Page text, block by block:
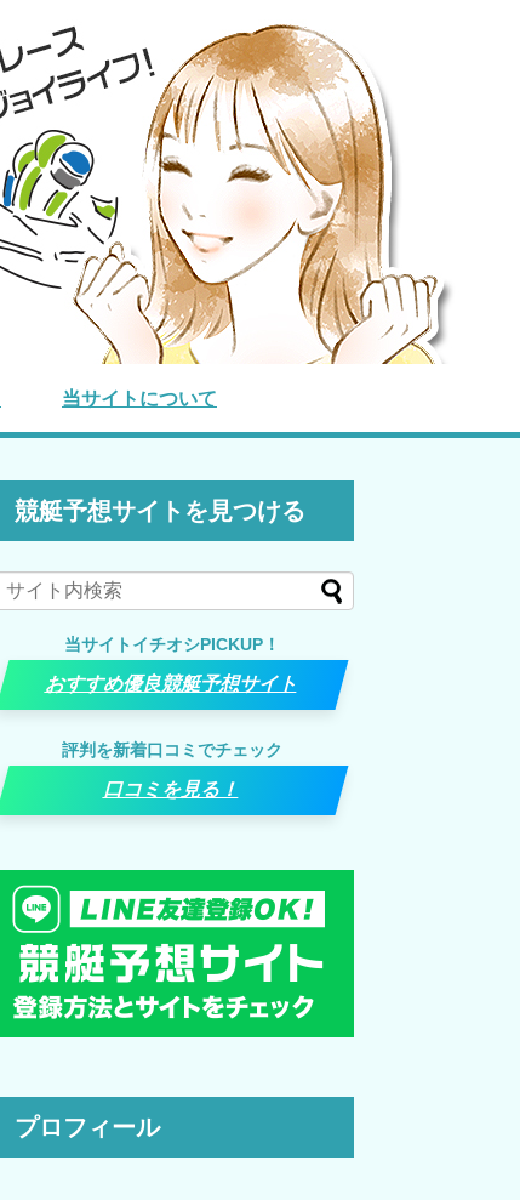
当サイトについて
競艇予想サイトを見つける
当サイトイチオシPICKUP！
おすすめ優良競艇予想サイト
評判を新着口コミでチェック
口コミを見る！
プロフィール